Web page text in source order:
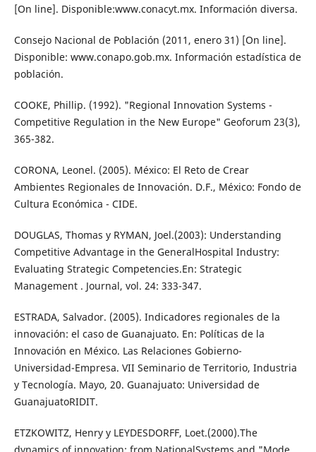
[On line]. Disponible:www.conacyt.mx. Información diversa.
Consejo Nacional de Población (2011, enero 31) [On line].
Disponible: www.conapo.gob.mx. Información estadística de
población.
COOKE, Phillip. (1992). "Regional Innovation Systems -
Competitive Regulation in the New Europe" Geoforum 23(3),
365-382.
CORONA, Leonel. (2005). México: El Reto de Crear
Ambientes Regionales de Innovación. D.F., México: Fondo de
Cultura Económica - CIDE.
DOUGLAS, Thomas y RYMAN, Joel.(2003): Understanding
Competitive Advantage in the GeneralHospital Industry:
Evaluating Strategic Competencies.En: Strategic
Management . Journal, vol. 24: 333-347.
ESTRADA, Salvador. (2005). Indicadores regionales de la
innovación: el caso de Guanajuato. En: Políticas de la
Innovación en México. Las Relaciones Gobierno-
Universidad-Empresa. VII Seminario de Territorio, Industria
y Tecnología. Mayo, 20. Guanajuato: Universidad de
GuanajuatoRIDIT.
ETZKOWITZ, Henry y LEYDESDORFF, Loet.(2000).The